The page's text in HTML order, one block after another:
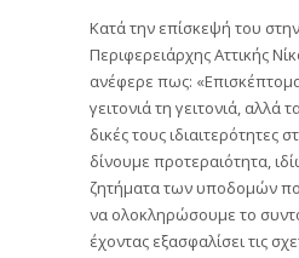
Κατά την επίσκεψή του στην
Περιφερειάρχης Αττικής
ανέφερε πως:
γειτονιά τη γειτονιά, αλλά
δικές τους ιδιαιτερότητες
δίνουμε προτεραιότητα,
ζητήματα των υποδομών
να ολοκληρώσουμε το
έχοντας εξασφαλίσει τις